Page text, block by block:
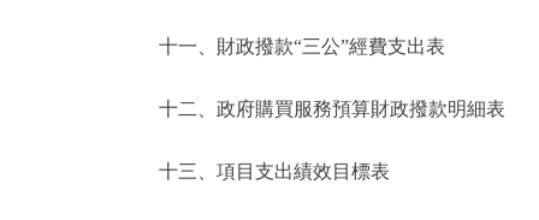
十一、財政撥款“三公”經費支出表
十二、政府購買服務預算財政撥款明細表
十三、項目支出績效目標表